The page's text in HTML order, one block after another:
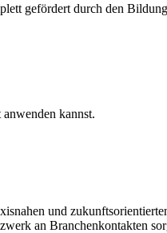
gefördert durch den
kannst.
und
an Branchenkontakten